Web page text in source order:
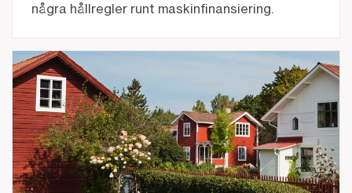
några hållregler runt maskinfinansiering.
Lär känna Landshypotek Bank